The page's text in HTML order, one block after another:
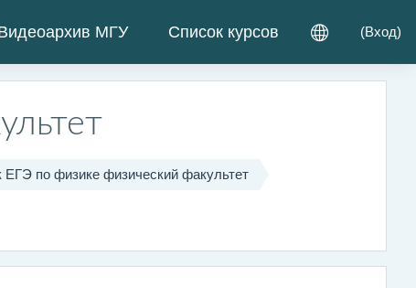
МГУ Список курсов (Вход)
ЕГЭ по физике физический факультет